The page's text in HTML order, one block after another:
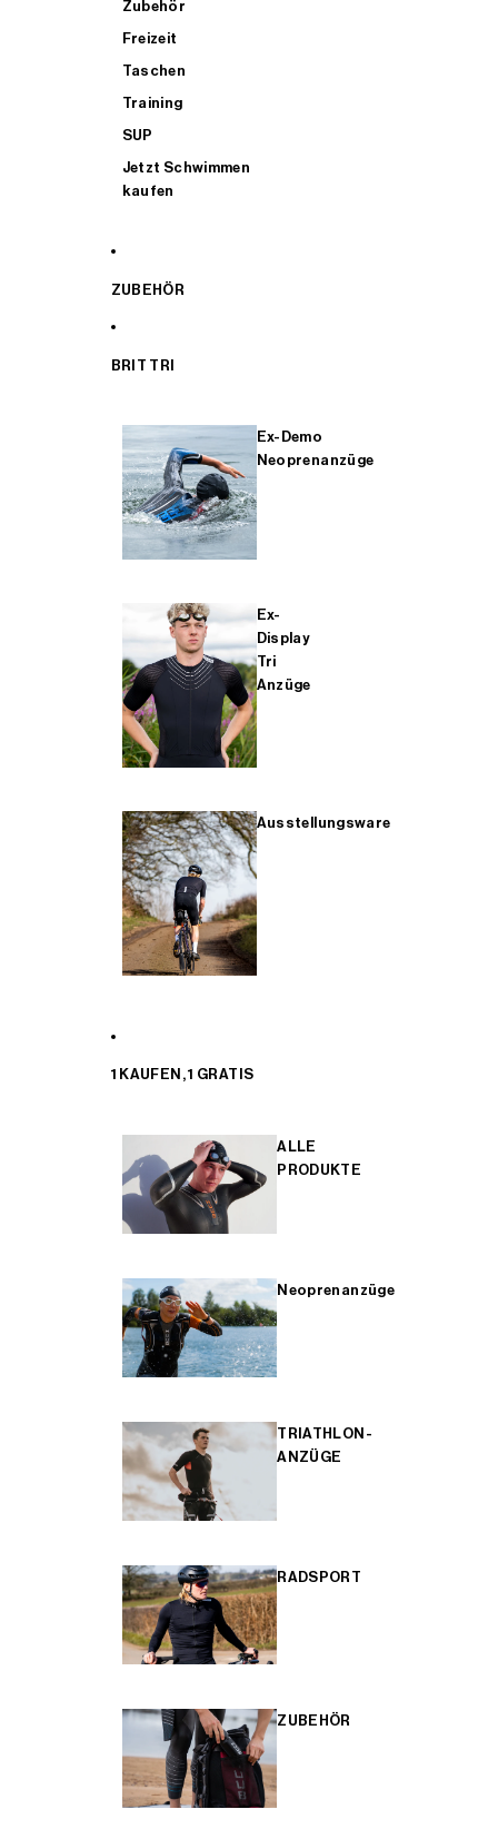
Zubehör
Freizeit
Taschen
Training
SUP
Jetzt Schwimmen
kaufen
ZUBEHÖR
BRIT TRI
Ex-Demo
Neoprenanzüge
Ex-
Display
Tri
Anzüge
Ausstellungsware
1 KAUFEN, 1 GRATIS
ALLE
PRODUKTE
Neoprenanzüge
TRIATHLON-
ANZÜGE
RADSPORT
ZUBEHÖR